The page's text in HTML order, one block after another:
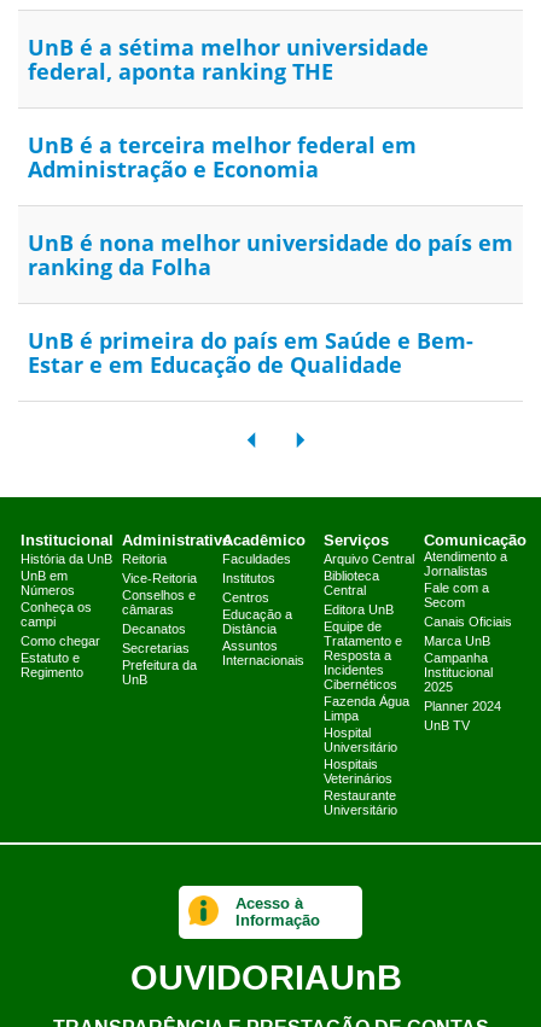
UnB é a sétima melhor universidade
federal, aponta ranking THE
UnB é a terceira melhor federal em
Administração e Economia
UnB é nona melhor universidade do país em
ranking da Folha
UnB é primeira do país em Saúde e Bem-
Estar e em Educação de Qualidade
Institucional
História da UnB
UnB em
Números
Conheça os
campi
Como chegar
Estatuto e
Regimento
Administrativo
Reitoria
Vice-Reitoria
Conselhos e
câmaras
Decanatos
Secretarias
Prefeitura da
UnB
Acadêmico
Faculdades
Institutos
Centros
Educação a
Distância
Assuntos
Internacionais
Serviços
Arquivo Central
Biblioteca
Central
Editora UnB
Equipe de
Tratamento e
Resposta a
Incidentes
Cibernéticos
Fazenda Água
Limpa
Hospital
Universitário
Hospitais
Veterinários
Restaurante
Universitário
Comunicação
Atendimento a
Jornalistas
Fale com a
Secom
Canais Oficiais
Marca UnB
Campanha
Institucional
2025
Planner 2024
UnB TV
Acesso à
Informação
OUVIDORIAUnB